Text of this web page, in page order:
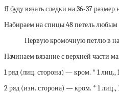
Я буду вязать следки на 36-37
Набираем на спицы 48 петель любым
Первую кромочную петлю в
Начинаем вязание с верхней части
1 ряд (лиц. сторона) — кром. * 1 лиц.,
2 ряд (изн. сторона) — кром. * 1 лиц.,